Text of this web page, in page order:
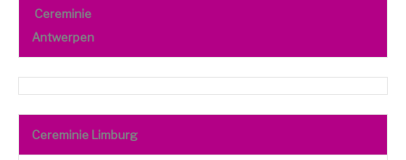
Cereminie
Antwerpen
Cereminie Limburg